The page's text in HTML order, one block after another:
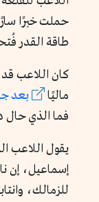
حملت خبرًا
طاقة القدر
كان اللاعب قد
ماليًا
بعد
فما الذي حال
يقول اللاعب
إسماعيل، إن
للزمالك،